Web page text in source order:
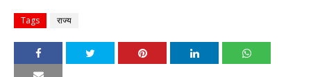
Tags राज्य